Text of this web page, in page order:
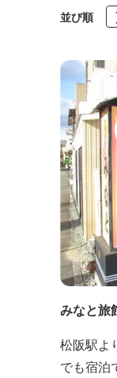
並び順
みなと旅
松阪駅よ
でも宿泊